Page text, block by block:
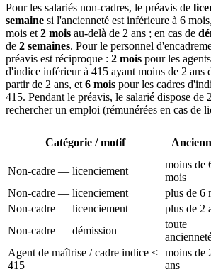
Pour les salariés non-cadres, le préavis de
semaine si l'ancienneté est inférieure à 6 mois,
mois et 2 mois au-delà de 2 ans ; en cas de
de 2 semaines. Pour le personnel
préavis est réciproque : 2 mois pour les
d'indice inférieur à 415 ayant moins de 2 ans
partir de 2 ans, et 6 mois pour les cadres
415. Pendant le préavis, le salarié dispose de
rechercher un emploi (rémunérées en cas de
Catégorie / motif
Non-cadre — licenciement
moins de
mois
Non-cadre — licenciement
plus de 6
Non-cadre — licenciement
plus de 2
Non-cadre — démission
toute
Agent de maîtrise / cadre indice <
415
moins de
ans